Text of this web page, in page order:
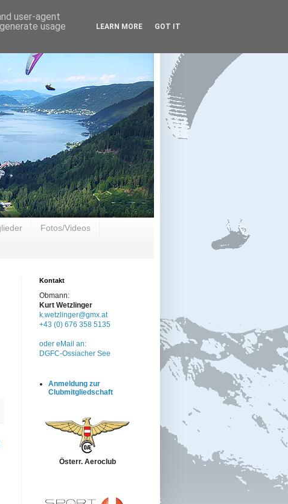
Fotos/Videos
Kontakt
Obmann:
Kurt Wetzlinger
k.wetzlinger@gmx.at
+43 (0) 676 358 5135
oder eMail an:
DGFC-Ossiacher See
Anmeldung zur
Clubmitgliedschaft
Österr. Aeroclub
user-agent
usage
LEARN MORE GOT IT